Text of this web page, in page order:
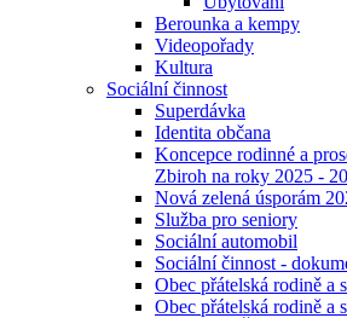
Berounka a kempy
Videopořady
Kultura
Sociální činnost
Superdávka
Identita občana
Koncepce rodinné a
Zbiroh na roky 2025 -
Nová zelená úsporám
Služba pro seniory
Sociální automobil
Sociální činnost -
Obec přátelská rodině a
Obec přátelská rodině a